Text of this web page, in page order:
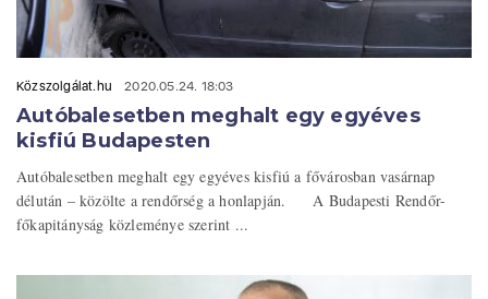
Közszolgálat.hu 2020.05.24. 18:03
Autóbalesetben meghalt egy egyéves
kisfiú Budapesten
Autóbalesetben meghalt egy egyéves kisfiú a fővárosban vasárnap
délután – közölte a rendőrség a honlapján. A Budapesti Rendőr-
főkapitányság közleménye szerint ...